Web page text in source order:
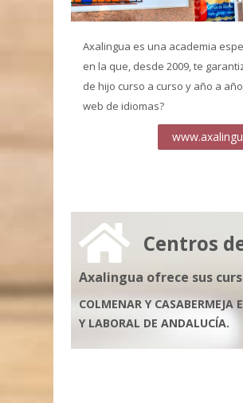
Axalingua es una academia
en la que, desde 2009, te
de hijo curso a curso y año a
web de idiomas?
Centros
Axalingua ofrece sus
COLMENAR Y
Y LABORAL DE ANDALUCÍA.